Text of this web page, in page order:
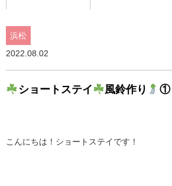
浜松
2022.08.02
ショートステイ 風鈴作り ①
こんにちは！ショートステイです！